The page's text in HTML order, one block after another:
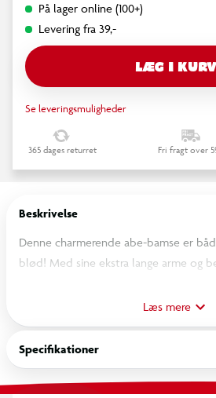
På lager online (100+)
Levering fra 39,-
LÆG I KURV
Se leveringsmuligheder
365 dages returret Fri fragt over
Beskrivelse
Denne charmerende abe-bamse er
blød! Med sine ekstra lange arme og
Bamsen har et sødt og venligt
og fødder samt en dejlig, plysset
perfekt til kram og hygge.
Læs mere
Specifikationer